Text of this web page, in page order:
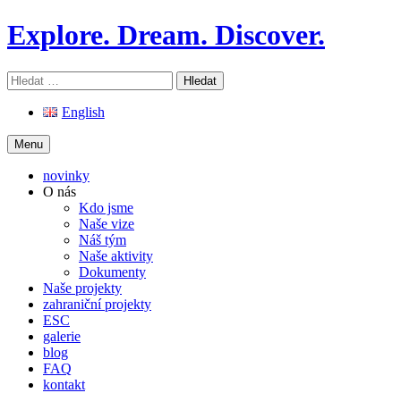
Skip
to
Explore. Dream. Discover.
Vyhledávání
English
Menu
novinky
O nás
Kdo jsme
Naše vize
Náš tým
Naše aktivity
Dokumenty
Naše projekty
zahraniční projekty
ESC
galerie
blog
FAQ
kontakt